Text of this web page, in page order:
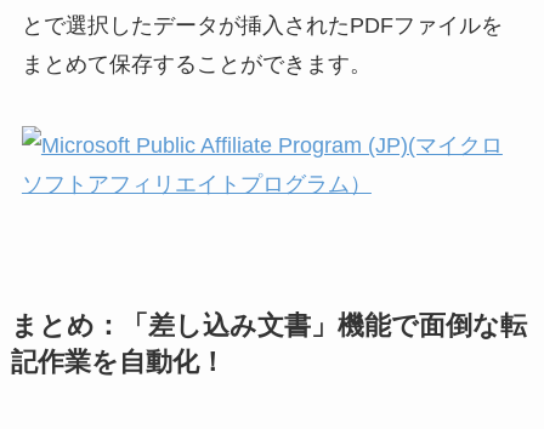
とで選択したデータが挿入されたPDFファイルを
まとめて保存することができます。
まとめ：「差し込み文書」機能で面倒な転
記作業を自動化！